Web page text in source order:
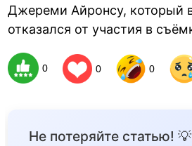
Джереми Айронсу, который
отказался от участия в
0 0 0
Не потеряйте статью!